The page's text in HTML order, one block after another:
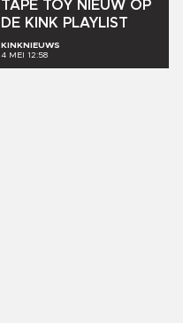
TAPE TOY NIEUW OP
DE KINK PLAYLIST
KINKNIEUWS
4 MEI 12:58